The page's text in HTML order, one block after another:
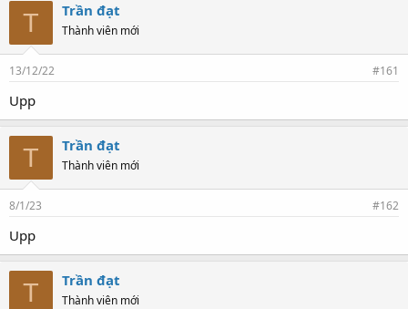
T Trần đạt
Thành viên mới
13/12/22 #161
Upp
T Trần đạt
Thành viên mới
8/1/23 #162
Upp
T Trần đạt
Thành viên mới